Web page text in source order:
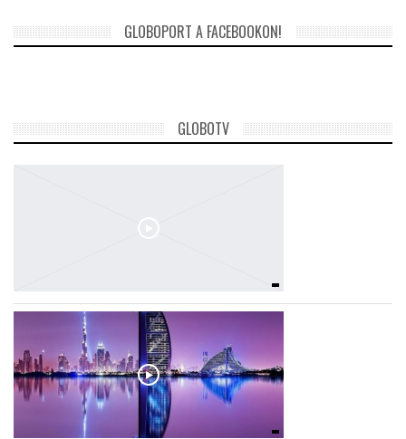
GLOBOTV
GLOBOZSARU
DOBRAVERO.HU
GLOBOPORT A FACEBOOKON!
GLOBOTV